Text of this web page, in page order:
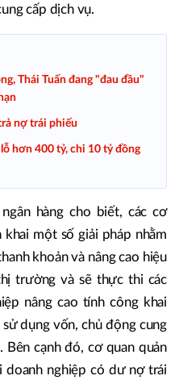
cấp dịch vụ.
Thái Tuấn đang "đau đầu"
nợ trái phiếu
hơn 400 tỷ, chi 10 tỷ đồng
hàng cho biết, các cơ
một số giải pháp nhằm
khoản và nâng cao hiệu
trường và sẽ thực thi các
nâng cao tính công khai
dụng vốn, chủ động cung
cạnh đó, cơ quan quản
doanh nghiệp có dư nợ trái